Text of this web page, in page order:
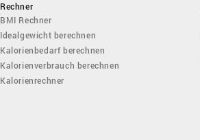
Rechner
BMI Rechner
Idealgewicht berechnen
Kalorienbedarf berechnen
Kalorienverbrauch berechnen
Kalorienrechner